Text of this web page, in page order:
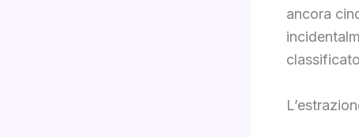
ancora